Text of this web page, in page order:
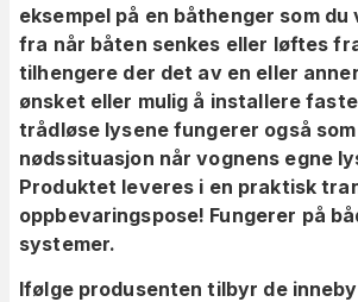
eksempel på en båthenger som
fra når båten senkes eller løftes
tilhengere der det av en eller
ønsket eller mulig å installere
trådløse lysene fungerer også
nødssituasjon når vognens egne
Produktet leveres i en praktisk
oppbevaringspose! Fungerer på
systemer.
Ifølge produsenten tilbyr de